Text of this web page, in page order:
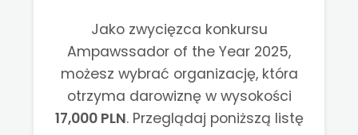
Jako zwycięzca konkursu
Ampawssador of the Year 2025,
możesz wybrać organizację, która
otrzyma darowiznę w wysokości
17,000 PLN. Przeglądaj poniższą listę